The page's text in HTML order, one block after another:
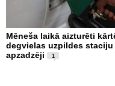
Mēneša laikā aizturēti
degvielas uzpildes staciju
apzadzēji
1